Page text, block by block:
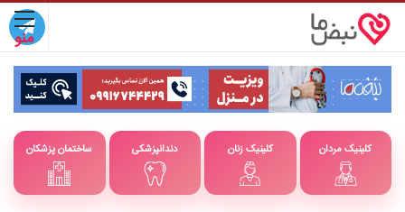
ساختمان پزشکان دندانپزشکی کلینیک زنان کلینیک مردان